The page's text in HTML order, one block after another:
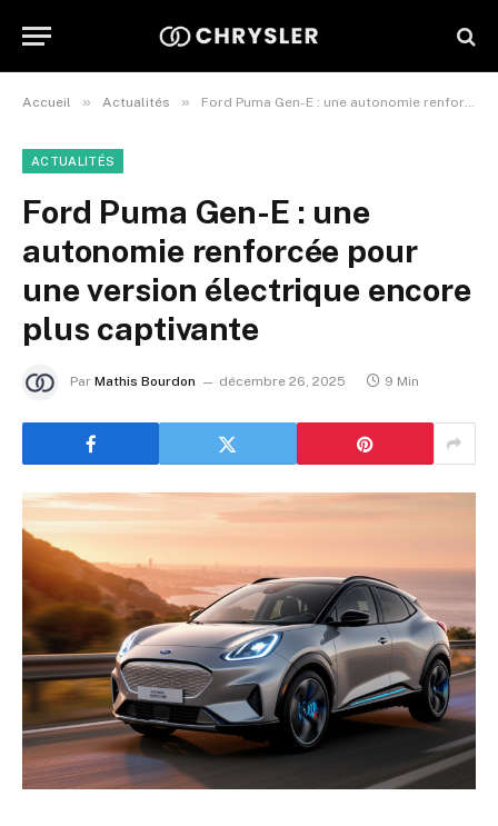
Accueil » Actualités » Ford Puma Gen-E : une autonomie renforcée pour une version électrique encore plus captivante
ACTUALITÉS
Ford Puma Gen-E : une
autonomie renforcée pour
une version électrique encore
plus captivante
Par Mathis Bourdon décembre 26, 2025 9 Min